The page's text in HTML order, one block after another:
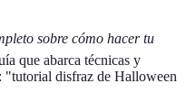
sobre cómo hacer tu
que abarca técnicas y
"tutorial disfraz de Halloween